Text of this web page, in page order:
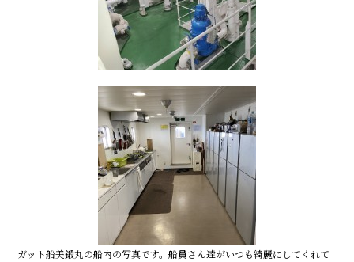
ガット船美鍛丸の船内の写真です。船員さん達がいつも綺麗にしてくれて